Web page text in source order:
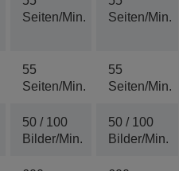
Seiten/Min.
Seiten/Min.
55
Seiten/Min.
55
Seiten/Min.
50 / 100
Bilder/Min.
50 / 100
Bilder/Min.